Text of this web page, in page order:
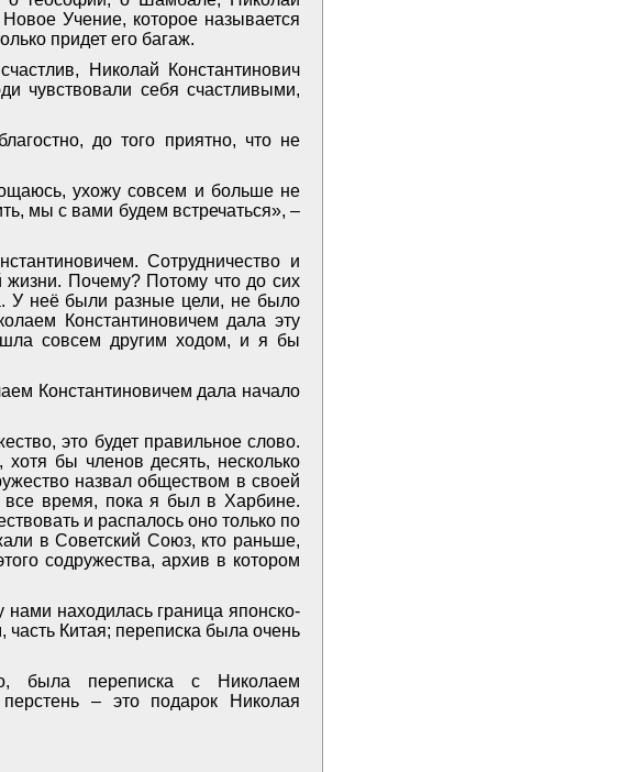
Учение, которое называется
придет его багаж.
Николай Константинович
чувствовали себя счастливыми,
до того приятно, что не
ухожу совсем и больше не
мы с вами будем встречаться», –
Сотрудничество и
Почему? Потому что до сих
У неё были разные цели, не было
Константиновичем дала эту
совсем другим ходом, и я бы
Константиновичем дала начало
это будет правильное слово.
бы членов десять, несколько
назвал обществом в своей
все время, пока я был в Харбине.
и распалось оно только по
в Советский Союз, кто раньше,
содружества, архив в котором
находилась граница японско-
Китая; переписка была очень
была переписка с Николаем
– это подарок Николая